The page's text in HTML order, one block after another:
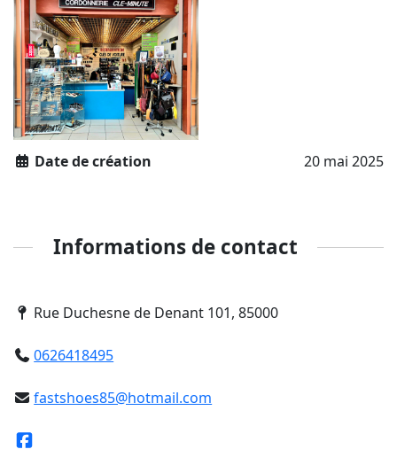
Date de création 20 mai 2025
Informations de contact
Rue Duchesne de Denant 101, 85000
0626418495
fastshoes85@hotmail.com